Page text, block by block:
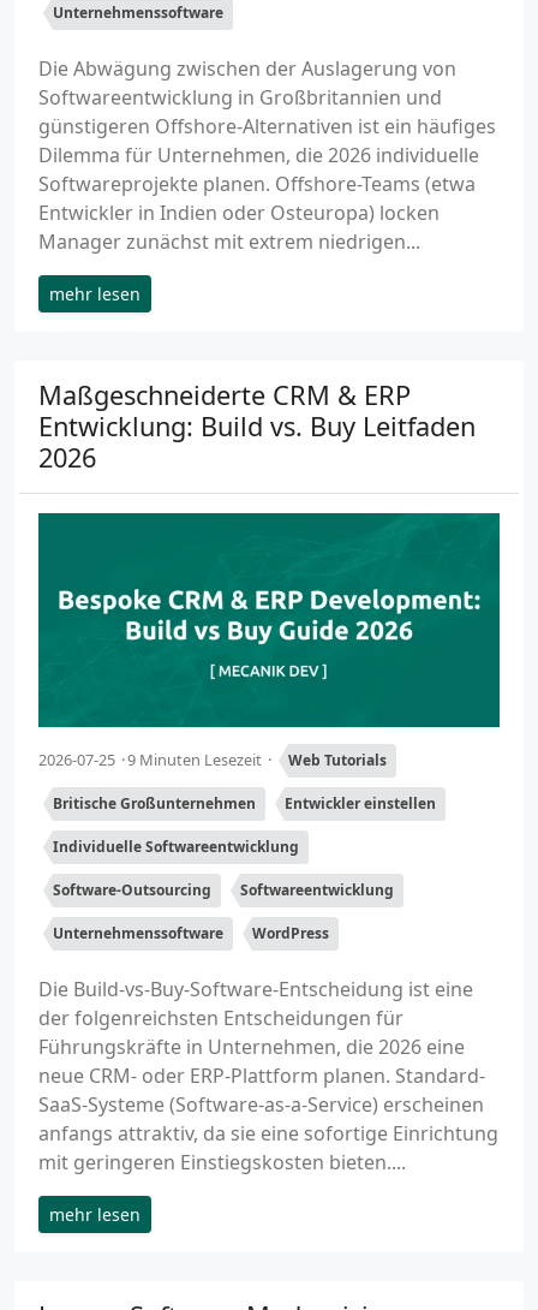
Unternehmenssoftware
Die Abwägung zwischen der Auslagerung von
Softwareentwicklung in Großbritannien und
günstigeren Offshore-Alternativen ist ein häufiges
Dilemma für Unternehmen, die 2026 individuelle
Softwareprojekte planen. Offshore-Teams (etwa
Entwickler in Indien oder Osteuropa) locken
Manager zunächst mit extrem niedrigen...
mehr lesen
Maßgeschneiderte CRM & ERP
Entwicklung: Build vs. Buy Leitfaden
2026
2026-07-25 9 Minuten Lesezeit Web Tutorials
Britische Großunternehmen Entwickler einstellen
Individuelle Softwareentwicklung
Software-Outsourcing Softwareentwicklung
Unternehmenssoftware WordPress
Die Build-vs-Buy-Software-Entscheidung ist eine
der folgenreichsten Entscheidungen für
Führungskräfte in Unternehmen, die 2026 eine
neue CRM- oder ERP-Plattform planen. Standard-
SaaS-Systeme (Software-as-a-Service) erscheinen
anfangs attraktiv, da sie eine sofortige Einrichtung
mit geringeren Einstiegskosten bieten....
mehr lesen